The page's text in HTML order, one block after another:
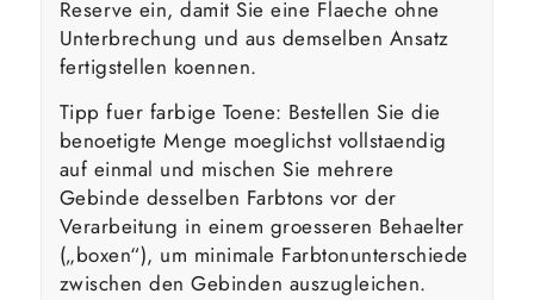
Reserve ein, damit Sie eine Flaeche ohne
Unterbrechung und aus demselben Ansatz
fertigstellen koennen.
Tipp fuer farbige Toene: Bestellen Sie die
benoetigte Menge moeglichst vollstaendig
auf einmal und mischen Sie mehrere
Gebinde desselben Farbtons vor der
Verarbeitung in einem groesseren Behaelter
(„boxen“), um minimale Farbtonunterschiede
zwischen den Gebinden auszugleichen.